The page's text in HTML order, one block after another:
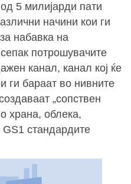
5 милијарди пати
начини кои ги
набавка на
потрошувачите
канал, канал кој ќе
ги бараат во нивните
„сопствен
храна, облека,
GS1 стандардите